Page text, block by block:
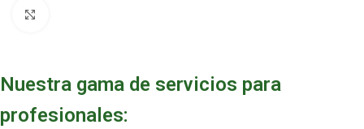
Nuestra gama de servicios para
profesionales: